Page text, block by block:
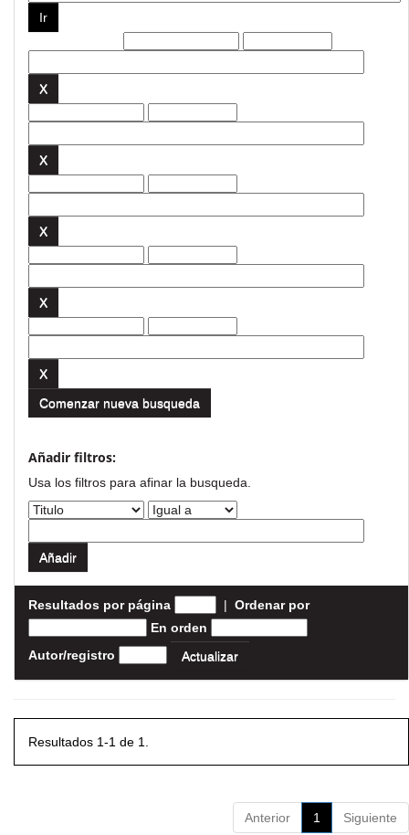
Comenzar nueva busqueda
Añadir filtros:
Usa los filtros para afinar la busqueda.
Resultados por página | Ordenar por
En orden
Autor/registro
Resultados 1-1 de 1.
Anterior 1 Siguiente